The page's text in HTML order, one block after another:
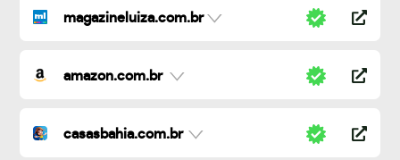
magazineluiza.com.br
amazon.com.br
casasbahia.com.br